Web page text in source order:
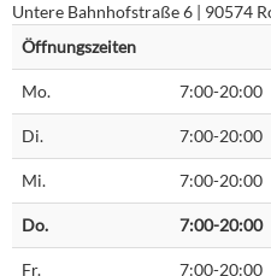
Untere Bahnhofstraße 6 | 90574
Öffnungszeiten
Mo. 7:00-20:00
Di. 7:00-20:00
Mi. 7:00-20:00
Do. 7:00-20:00
Fr. 7:00-20:00